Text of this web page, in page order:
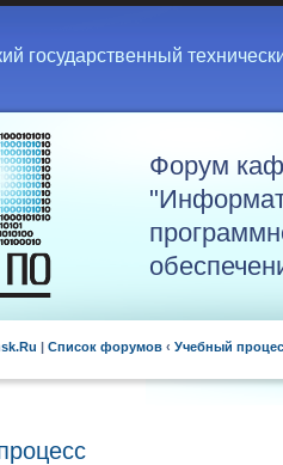
государственный
Форум
| Список форумов ‹ Учебный